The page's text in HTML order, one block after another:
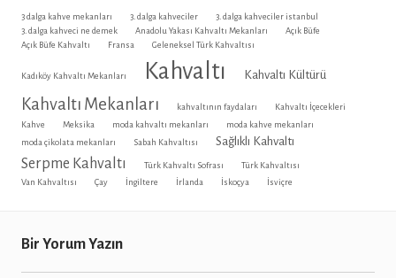
3 dalga kahve mekanları 3. dalga kahveciler
3. dalga kahveciler istanbul
3. dalga kahveci ne demek
Anadolu Yakası Kahvaltı Mekanları
Açık Büfe
Açık Büfe Kahvaltı
Fransa Geleneksel Türk Kahvaltısı
Kadıköy Kahvaltı Mekanları Kahvaltı Kahvaltı Kültürü
Kahvaltı Mekanları kahvaltının faydaları
Kahvaltı İçecekleri
Kahve
Meksika moda kahvaltı mekanları
moda kahve mekanları
moda çikolata mekanları
Sabah Kahvaltısı Sağlıklı Kahvaltı
Serpme Kahvaltı Türk Kahvaltı Sofrası
Türk Kahvaltısı
Van Kahvaltısı
Çay İngiltere İrlanda İskoçya İsviçre
Bir Yorum Yazın